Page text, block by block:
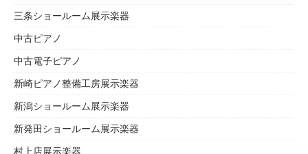
三条ショールーム展示楽器
中古ピアノ
中古電子ピアノ
新崎ピアノ整備工房展示楽器
新潟ショールーム展示楽器
新発田ショールーム展示楽器
村上店展示楽器